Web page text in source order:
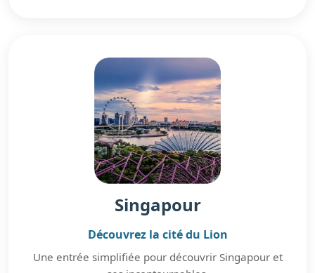
Singapour
Découvrez la cité du Lion
Une entrée simplifiée pour découvrir Singapour et